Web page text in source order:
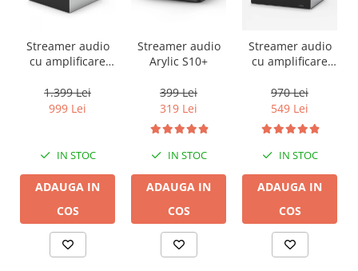
Streamer audio
cu amplificare
A50+, LAN /Wi-Fi
/Bluetooth,
1.399 Lei
999 Lei
IN STOC
ADAUGA IN
COS
Streamer audio
Arylic S10+
399 Lei
319 Lei
IN STOC
ADAUGA IN
COS
Streamer audio
cu amplificare
A30+, LAN /Wi-Fi
/Bluetooth,
24bit/192kHz,
Multiroom
970 Lei
549 Lei
IN STOC
ADAUGA IN
COS